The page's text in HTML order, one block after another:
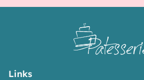
Links